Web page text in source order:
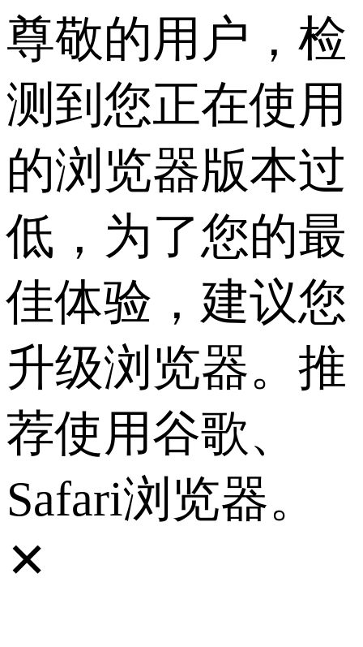
尊敬的用户，检
测到您正在使用
的浏览器版本过
低，为了您的最
佳体验，建议您
升级浏览器。推
荐使用谷歌、
Safari浏览器。
✕